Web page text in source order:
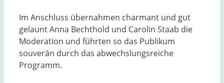
Im Anschluss übernahmen charmant und gut
gelaunt Anna Bechthold und Carolin Staab die
Moderation und führten so das Publikum
souverän durch das abwechslungsreiche
Programm.